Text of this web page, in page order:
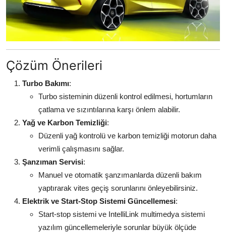
Çözüm Önerileri
Turbo Bakımı:
Turbo sisteminin düzenli kontrol edilmesi, hortumların
çatlama ve sızıntılarına karşı önlem alabilir.
Yağ ve Karbon Temizliği:
Düzenli yağ kontrolü ve karbon temizliği motorun daha
verimli çalışmasını sağlar.
Şanzıman Servisi:
Manuel ve otomatik şanzımanlarda düzenli bakım
yaptırarak vites geçiş sorunlarını önleyebilirsiniz.
Elektrik ve Start-Stop Sistemi Güncellemesi:
Start-stop sistemi ve IntelliLink multimedya sistemi
yazılım güncellemeleriyle sorunlar büyük ölçüde